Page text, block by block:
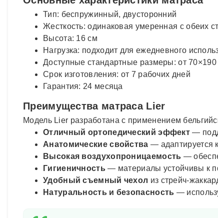
Тип: беспружинный, двусторонний
Жесткость: одинаковая умеренная с обеих
Высота: 16 см
Нагрузка: подходит для ежедневного
Доступные стандартные размеры: от
Срок изготовления: от 7 рабочих дней
Гарантия: 24 месяца
Преимущества матраса Lier
Модель Lier разработана с применением
Отличный ортопедический эффект —
Анатомические свойства — адаптируется
Высокая воздухопроницаемость —
Гигиеничность— материалы устойчивы к
Удобный съемный чехол из стрейч-
Натуральность и безопасность —